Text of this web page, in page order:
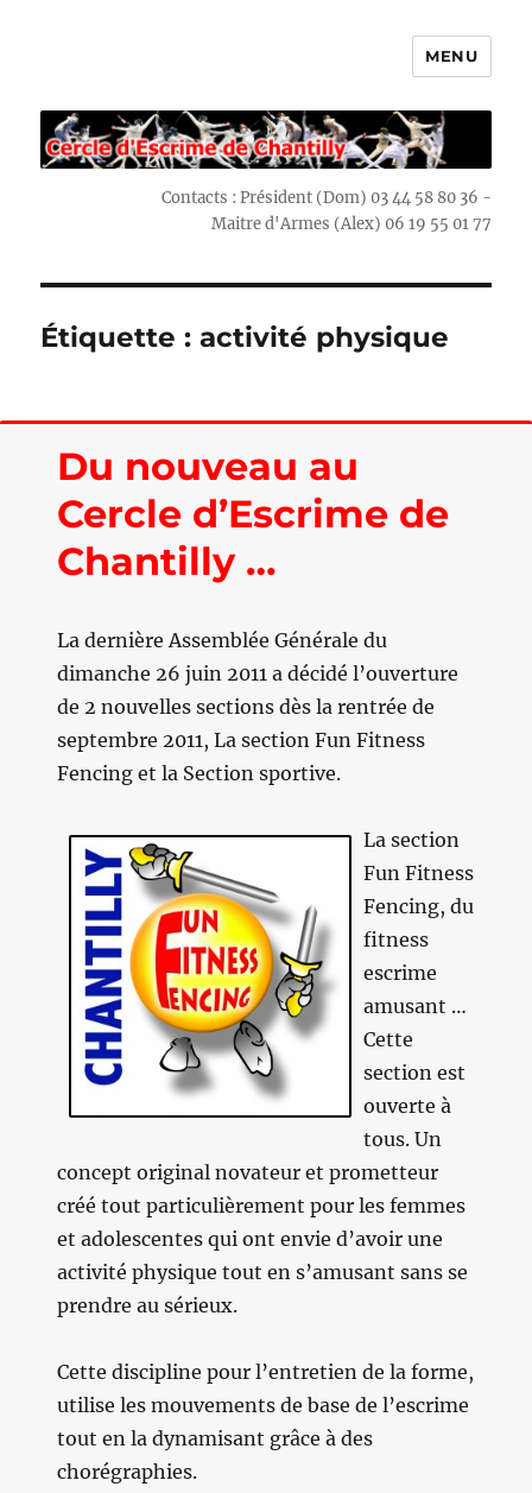
MENU
Contacts : Président (Dom) 03 44 58 80 36 -
Maitre d'Armes (Alex) 06 19 55 01 77
Étiquette : activité physique
Du nouveau au
Cercle d’Escrime de
Chantilly …
La dernière Assemblée Générale du
dimanche 26 juin 2011 a décidé l’ouverture
de 2 nouvelles sections dès la rentrée de
septembre 2011, La section Fun Fitness
Fencing et la Section sportive.
La section
Fun Fitness
Fencing, du
fitness
escrime
amusant …
Cette
section est
ouverte à
tous. Un
concept original novateur et prometteur
créé tout particulièrement pour les femmes
et adolescentes qui ont envie d’avoir une
activité physique tout en s’amusant sans se
prendre au sérieux.
Cette discipline pour l’entretien de la forme,
utilise les mouvements de base de l’escrime
tout en la dynamisant grâce à des
chorégraphies.